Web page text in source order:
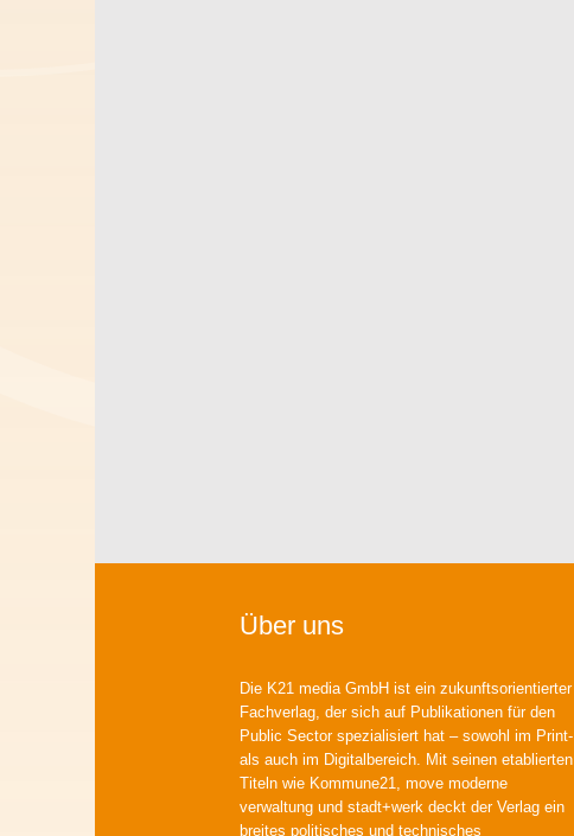
Über uns
Die K21 media GmbH ist ein zukunftsorientierter
Fachverlag, der sich auf Publikationen für den
Public Sector spezialisiert hat – sowohl im Print-
als auch im Digitalbereich. Mit seinen etablierten
Titeln wie Kommune21, move moderne
verwaltung und stadt+werk deckt der Verlag ein
breites politisches und technisches